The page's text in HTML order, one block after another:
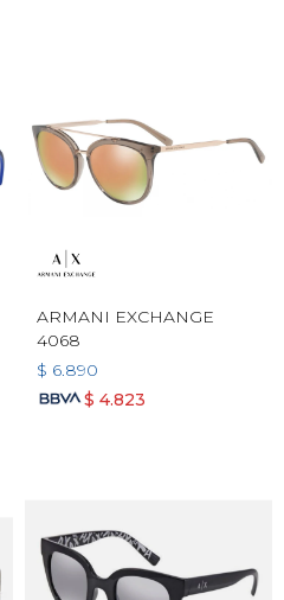
ARMANI EXCHANGE
4068
$ 6.890
$ 4.823